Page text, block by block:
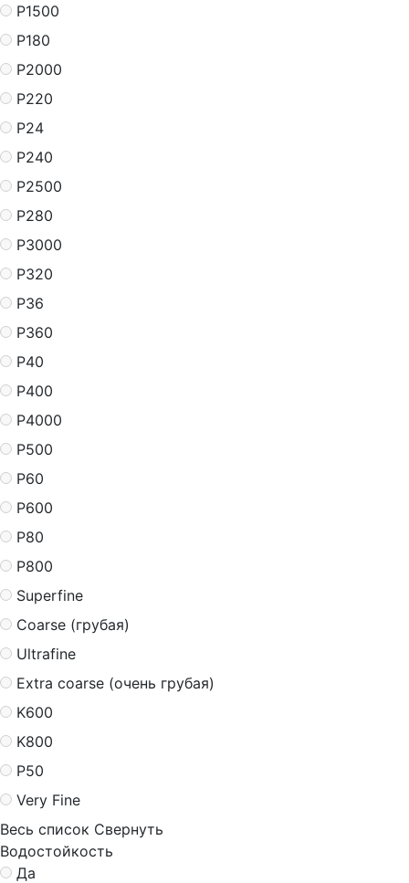
P1500
P180
P2000
P220
P24
P240
P2500
P280
P3000
P320
P36
P360
P40
P400
P4000
P500
P60
P600
P80
P800
Superfine
Coarse (грубая)
Ultrafine
Extra coarse (очень грубая)
K600
K800
P50
Very Fine
Весь список Свернуть
Водостойкость
Да